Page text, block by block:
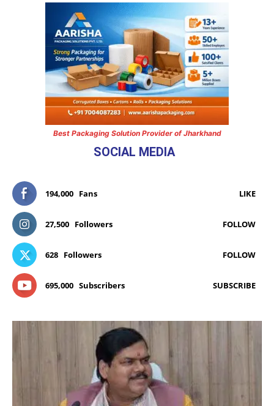
Best Packaging Solution Provider of Jharkhand
SOCIAL MEDIA
194,000 Fans LIKE
27,500 Followers FOLLOW
628 Followers FOLLOW
695,000 Subscribers SUBSCRIBE